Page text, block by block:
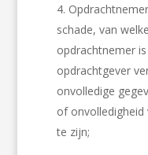
schade, van
opdrachtnemer
opdrachtgever
onvolledige
of
te zijn;